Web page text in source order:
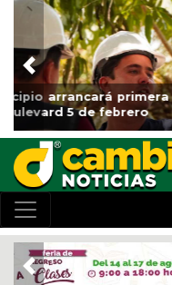
Impulsa Gobierno
Clases
Previous
Previous